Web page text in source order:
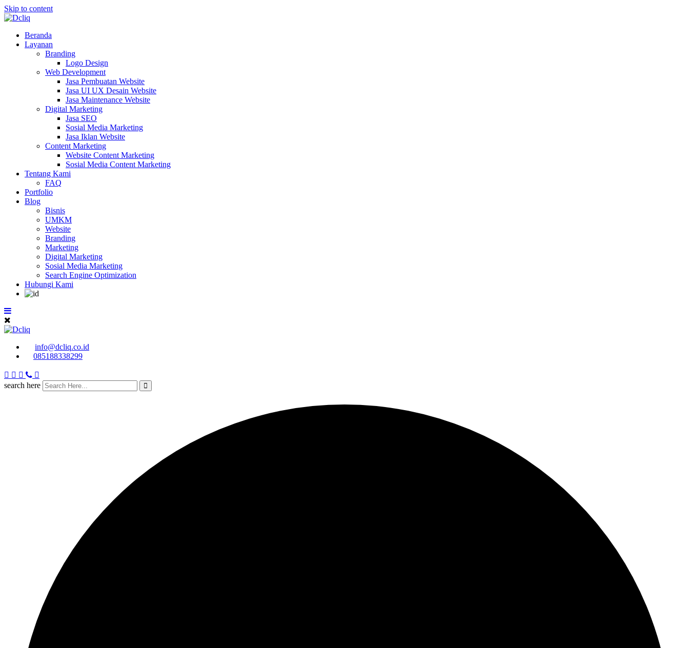
Skip to content
Beranda
Layanan
Branding
Logo Design
Web Development
Jasa Pembuatan Website
Jasa UI UX Desain Website
Jasa Maintenance Website
Digital Marketing
Jasa SEO
Sosial Media Marketing
Jasa Iklan Website
Content Marketing
Website Content Marketing
Sosial Media Content Marketing
Tentang Kami
FAQ
Portfolio
Blog
Bisnis
UMKM
Website
Branding
Marketing
Digital Marketing
Sosial Media Marketing
Search Engine Optimization
Hubungi Kami
info@dcliq.co.id
085188338299
search here